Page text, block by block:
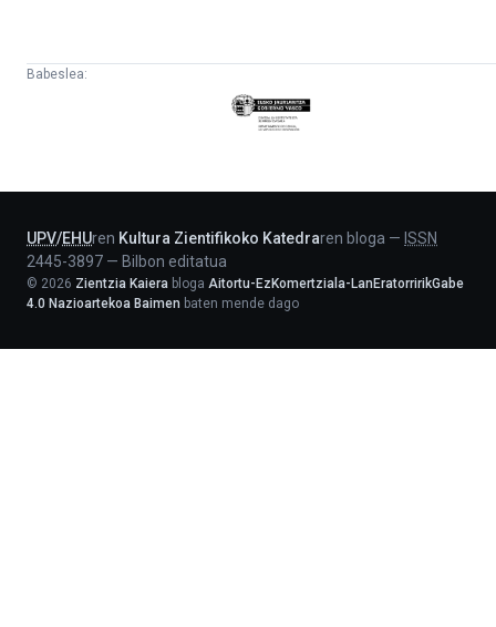
Babeslea:
Eusko
Jaurlaritza
UPV/EHUren Kultura Zientifikoko Katedraren bloga — ISSN
2445-3897 — Bilbon editatua
© 2026 Zientzia Kaiera bloga Aitortu-EzKomertziala-LanEratorririkGabe
4.0 Nazioartekoa Baimen baten mende dago